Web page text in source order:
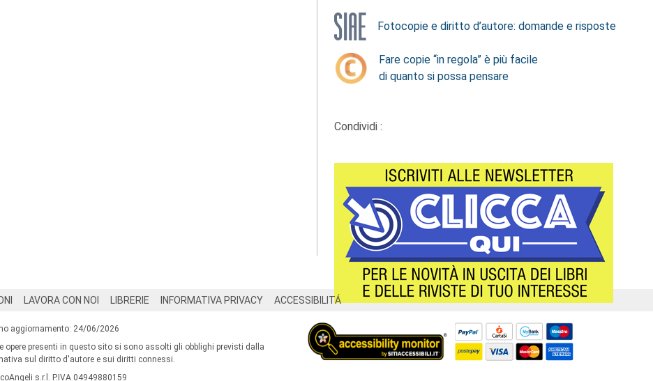
Fotocopie e diritto d’autore: domande e risposte
Fare copie “in regola” è più facile
di quanto si possa pensare
Condividi :
LAVORA CON NOI LIBRERIE INFORMATIVA PRIVACY ACCESSIBILITÁ
aggiornamento: 24/06/2026
opere presenti in questo sito si sono assolti gli obblighi previsti dalla
sul diritto d'autore e sui diritti connessi.
s.r.l. P.IVA 04949880159